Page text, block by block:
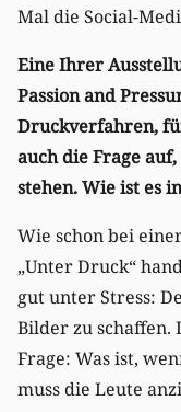
Mal die Social-
Eine Ihrer
Passion and
Druckverfahren,
auch die Frage
stehen. Wie ist es
Wie schon bei
„Unter Druck“
gut unter Stress:
Bilder zu schaffen.
Frage: Was ist,
muss die Leute